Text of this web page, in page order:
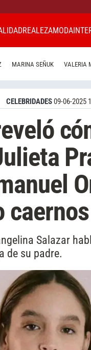
REALEZAMODA
MARINA SEÑUK VALERIA
CELEBRIDADES09-06-2025
Salazar
de su padre.